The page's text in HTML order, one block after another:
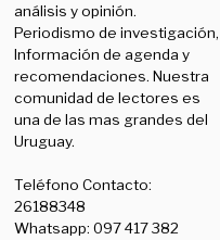
análisis y opinión.
Periodismo de investigación,
Información de agenda y
recomendaciones. Nuestra
comunidad de lectores es
una de las mas grandes del
Uruguay.
Teléfono Contacto:
26188348
Whatsapp: 097 417 382